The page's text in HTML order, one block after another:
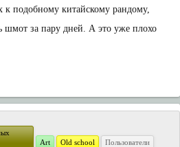
подобному китайскому рандому,
шмот за пару дней. А это уже плохо
Art Old school Пользователи